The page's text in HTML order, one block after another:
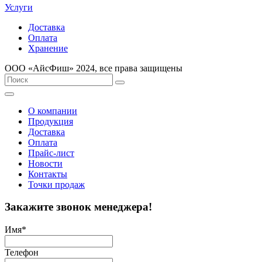
Услуги
Доставка
Оплата
Хранение
ООО «AйсФиш» 2024, все права защищены
О компании
Продукция
Доставка
Оплата
Прайс-лист
Новости
Контакты
Точки продаж
Закажите звонок менеджера!
Имя*
Телефон